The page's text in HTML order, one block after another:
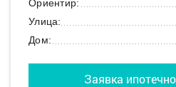
Ориентир:
Улица:
Дом:
Заявка